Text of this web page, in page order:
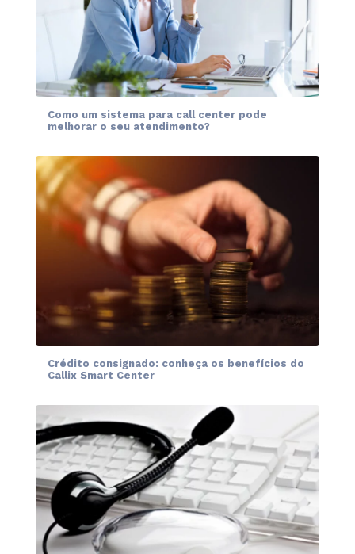
Como um sistema para call center pode
melhorar o seu atendimento?
Crédito consignado: conheça os benefícios do
Callix Smart Center